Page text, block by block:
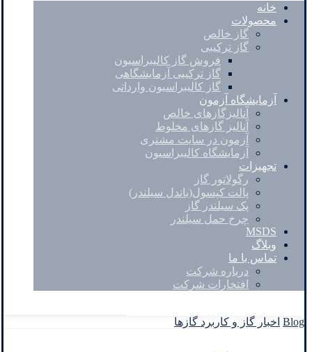
خانه
محصولات
گاز خالص
گاز ترکیبی
فروش گاز کالیبراسیون
گاز ترکیبی آزمایشگاهی
گاز کالیبراسیون وارداتی
آزمایشگاه آزمون
آنالیزگازهای خالص
آنالیز گازهای مخلوط
آزمون در سایت مشتری
آزمایشگاه کالیبراسیون
تجهیزات
رگولاتور گاز
پالت کپسول(باندل سیلندر)
پک سیلندر گاز
چرخ حمل سیلندر
MSDS
وبلاگ
تماس با ما
درباره شرکت
افتخارات شرکت
Blog اخبار گاز و کاربرد گازها